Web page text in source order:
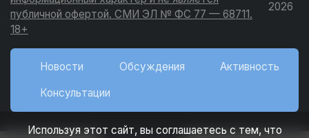
публичной офертой. СМИ ЭЛ № ФС 77 — 68711.
18+
2026
Новости Обсуждения
Активность
Консультации
Используя этот сайт, вы соглашаетесь с тем, что